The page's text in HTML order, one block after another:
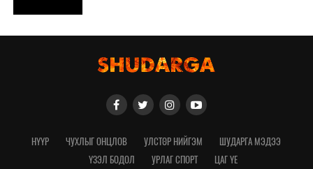
НҮҮР ЧУХЛЫГ ОНЦЛОВ УЛСТӨР НИЙГЭМ
ШУДАРГА МЭДЭЭ
ҮЗЭЛ БОДОЛ
УРЛАГ СПОРТ ЦАГ ҮЕ